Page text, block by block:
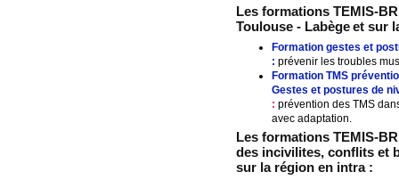
Les formations TEMIS-
Toulouse - Labègeet sur
Formation gestes et
: prévenir les troubles
Formation TMS
Gestes et postures de
: prévention des TMS
avec adaptation.
Les formations TEMIS-
des incivilites, conflits et
sur la région en intra :